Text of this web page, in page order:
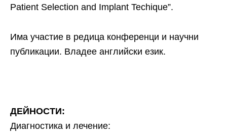
Patient Selection and Implant Techique”.
Има участие в редица конференци и научни
публикации. Владее английски език.
ДЕЙНОСТИ:
Диагностика и лечение: